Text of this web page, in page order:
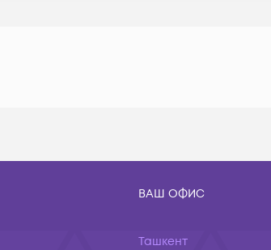
ВАШ ОФИС
Ташкент